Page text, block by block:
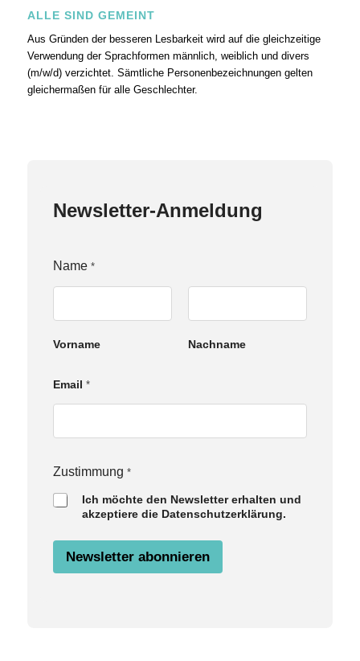
ALLE SIND GEMEINT
Aus Gründen der besseren Lesbarkeit wird auf die gleichzeitige
Verwendung der Sprachformen männlich, weiblich und divers
(m/w/d) verzichtet. Sämtliche Personenbezeichnungen gelten
gleichermaßen für alle Geschlechter.
Newsletter-Anmeldung
Z
i
m
m
n
a
l
a
m
Name *
Vorname Nachname
Email *
Zustimmung *
Ich möchte den Newsletter erhalten und
akzeptiere die Datenschutzerklärung.
Newsletter abonnieren